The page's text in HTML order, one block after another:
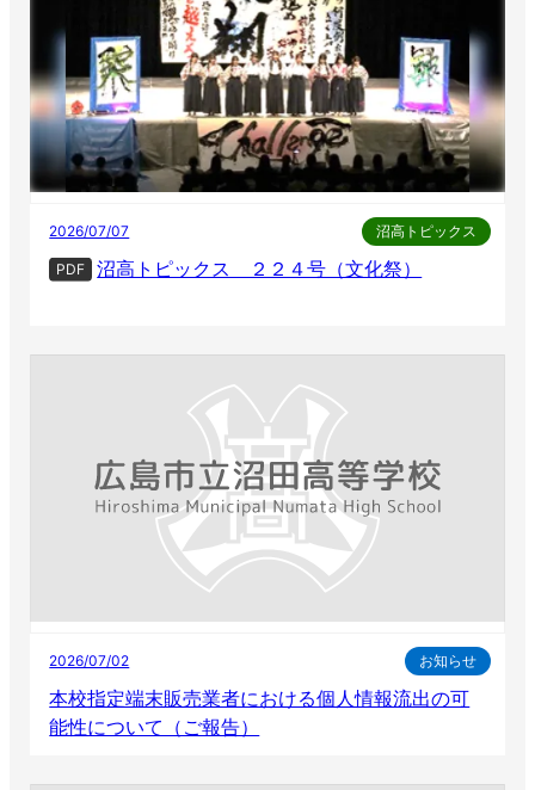
2026/07/07 沼高トピックス
PDF 沼高トピックス ２２４号（文化祭）
2026/07/02 お知らせ
本校指定端末販売業者における個人情報流出の可
能性について（ご報告）